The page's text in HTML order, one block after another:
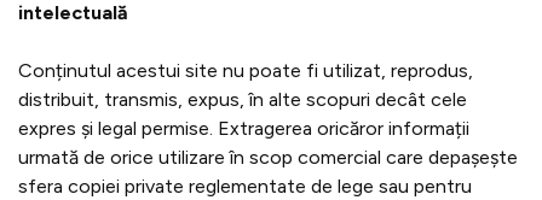
intelectuală
Conținutul acestui site nu poate fi utilizat, reprodus,
distribuit, transmis, expus, în alte scopuri decât cele
expres și legal permise. Extragerea oricăror informații
urmată de orice utilizare în scop comercial care depașește
sfera copiei private reglementate de lege sau pentru